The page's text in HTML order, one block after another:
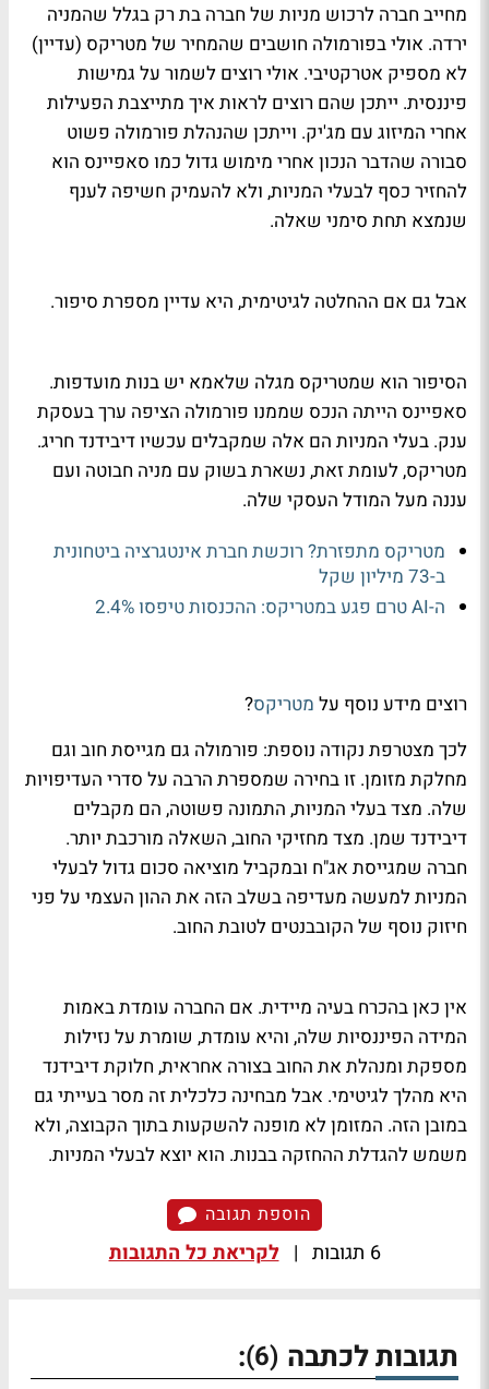
מחייב חברה לרכוש מניות של חברה בת רק בגלל שהמניה
ירדה. אולי בפורמולה חושבים שהמחיר של מטריקס (עדיין)
לא מספיק אטרקטיבי. אולי רוצים לשמור על גמישות
פיננסית. ייתכן שהם רוצים לראות איך מתייצבת הפעילות
אחרי המיזוג עם מג'יק. וייתכן שהנהלת פורמולה פשוט
סבורה שהדבר הנכון אחרי מימוש גדול כמו סאפיינס הוא
להחזיר כסף לבעלי המניות, ולא להעמיק חשיפה לענף
שנמצא תחת סימני שאלה.
אבל גם אם ההחלטה לגיטימית, היא עדיין מספרת סיפור.
הסיפור הוא שמטריקס מגלה שלאמא יש בנות מועדפות.
סאפיינס הייתה הנכס שממנו פורמולה הציפה ערך בעסקת
ענק. בעלי המניות הם אלה שמקבלים עכשיו דיבידנד חריג.
מטריקס, לעומת זאת, נשארת בשוק עם מניה חבוטה ועם
עננה מעל המודל העסקי שלה.
מטריקס מתפזרת? רוכשת חברת אינטגרציה ביטחונית
ב-73 מיליון שקל
ה-AI טרם פגע במטריקס: ההכנסות טיפסו 2.4%
רוצים מידע נוסף על מטריקס?
לכך מצטרפת נקודה נוספת: פורמולה גם מגייסת חוב וגם
מחלקת מזומן. זו בחירה שמספרת הרבה על סדרי העדיפויות
שלה. מצד בעלי המניות, התמונה פשוטה, הם מקבלים
דיבידנד שמן. מצד מחזיקי החוב, השאלה מורכבת יותר.
חברה שמגייסת אג"ח ובמקביל מוציאה סכום גדול לבעלי
המניות למעשה מעדיפה בשלב הזה את ההון העצמי על פני
חיזוק נוסף של הקובבנטים לטובת החוב.
אין כאן בהכרח בעיה מיידית. אם החברה עומדת באמות
המידה הפיננסיות שלה, והיא עומדת, שומרת על נזילות
מספקת ומנהלת את החוב בצורה אחראית, חלוקת דיבידנד
היא מהלך לגיטימי. אבל מבחינה כלכלית זה מסר בעייתי גם
במובן הזה. המזומן לא מופנה להשקעות בתוך הקבוצה, ולא
משמש להגדלת ההחזקה בבנות. הוא יוצא לבעלי המניות.
הוספת תגובה
6 תגובות | לקריאת כל התגובות
תגובות לכתבה (6)
: